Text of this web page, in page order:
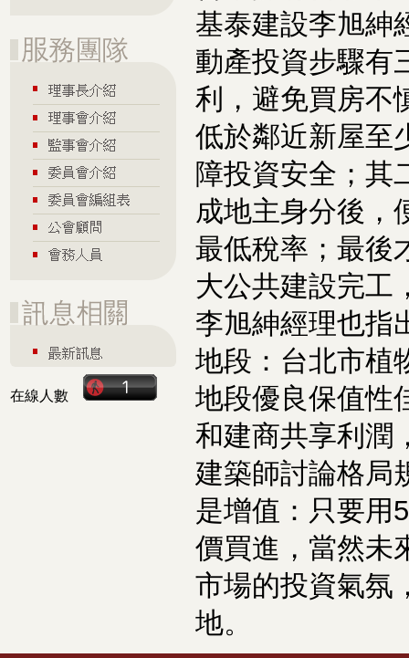
在線人數
基泰建設李旭紳
動產投資步驟有
利，避免買房不
低於鄰近新屋至
障投資安全；其
成地主身分後，
最低稅率；最後
大公共建設完工
李旭紳經理也指
地段：台北市植
地段優良保值性
和建商共享利潤
建築師討論格局
是增值：只要用
價買進，當然未
市場的投資氣氛
地。